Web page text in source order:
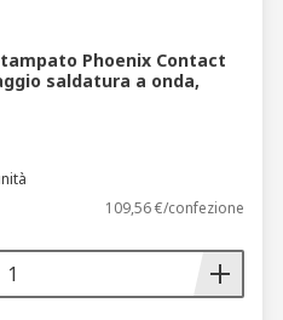
Phoenix Contact
saldatura a onda,
109,56 €/confezione